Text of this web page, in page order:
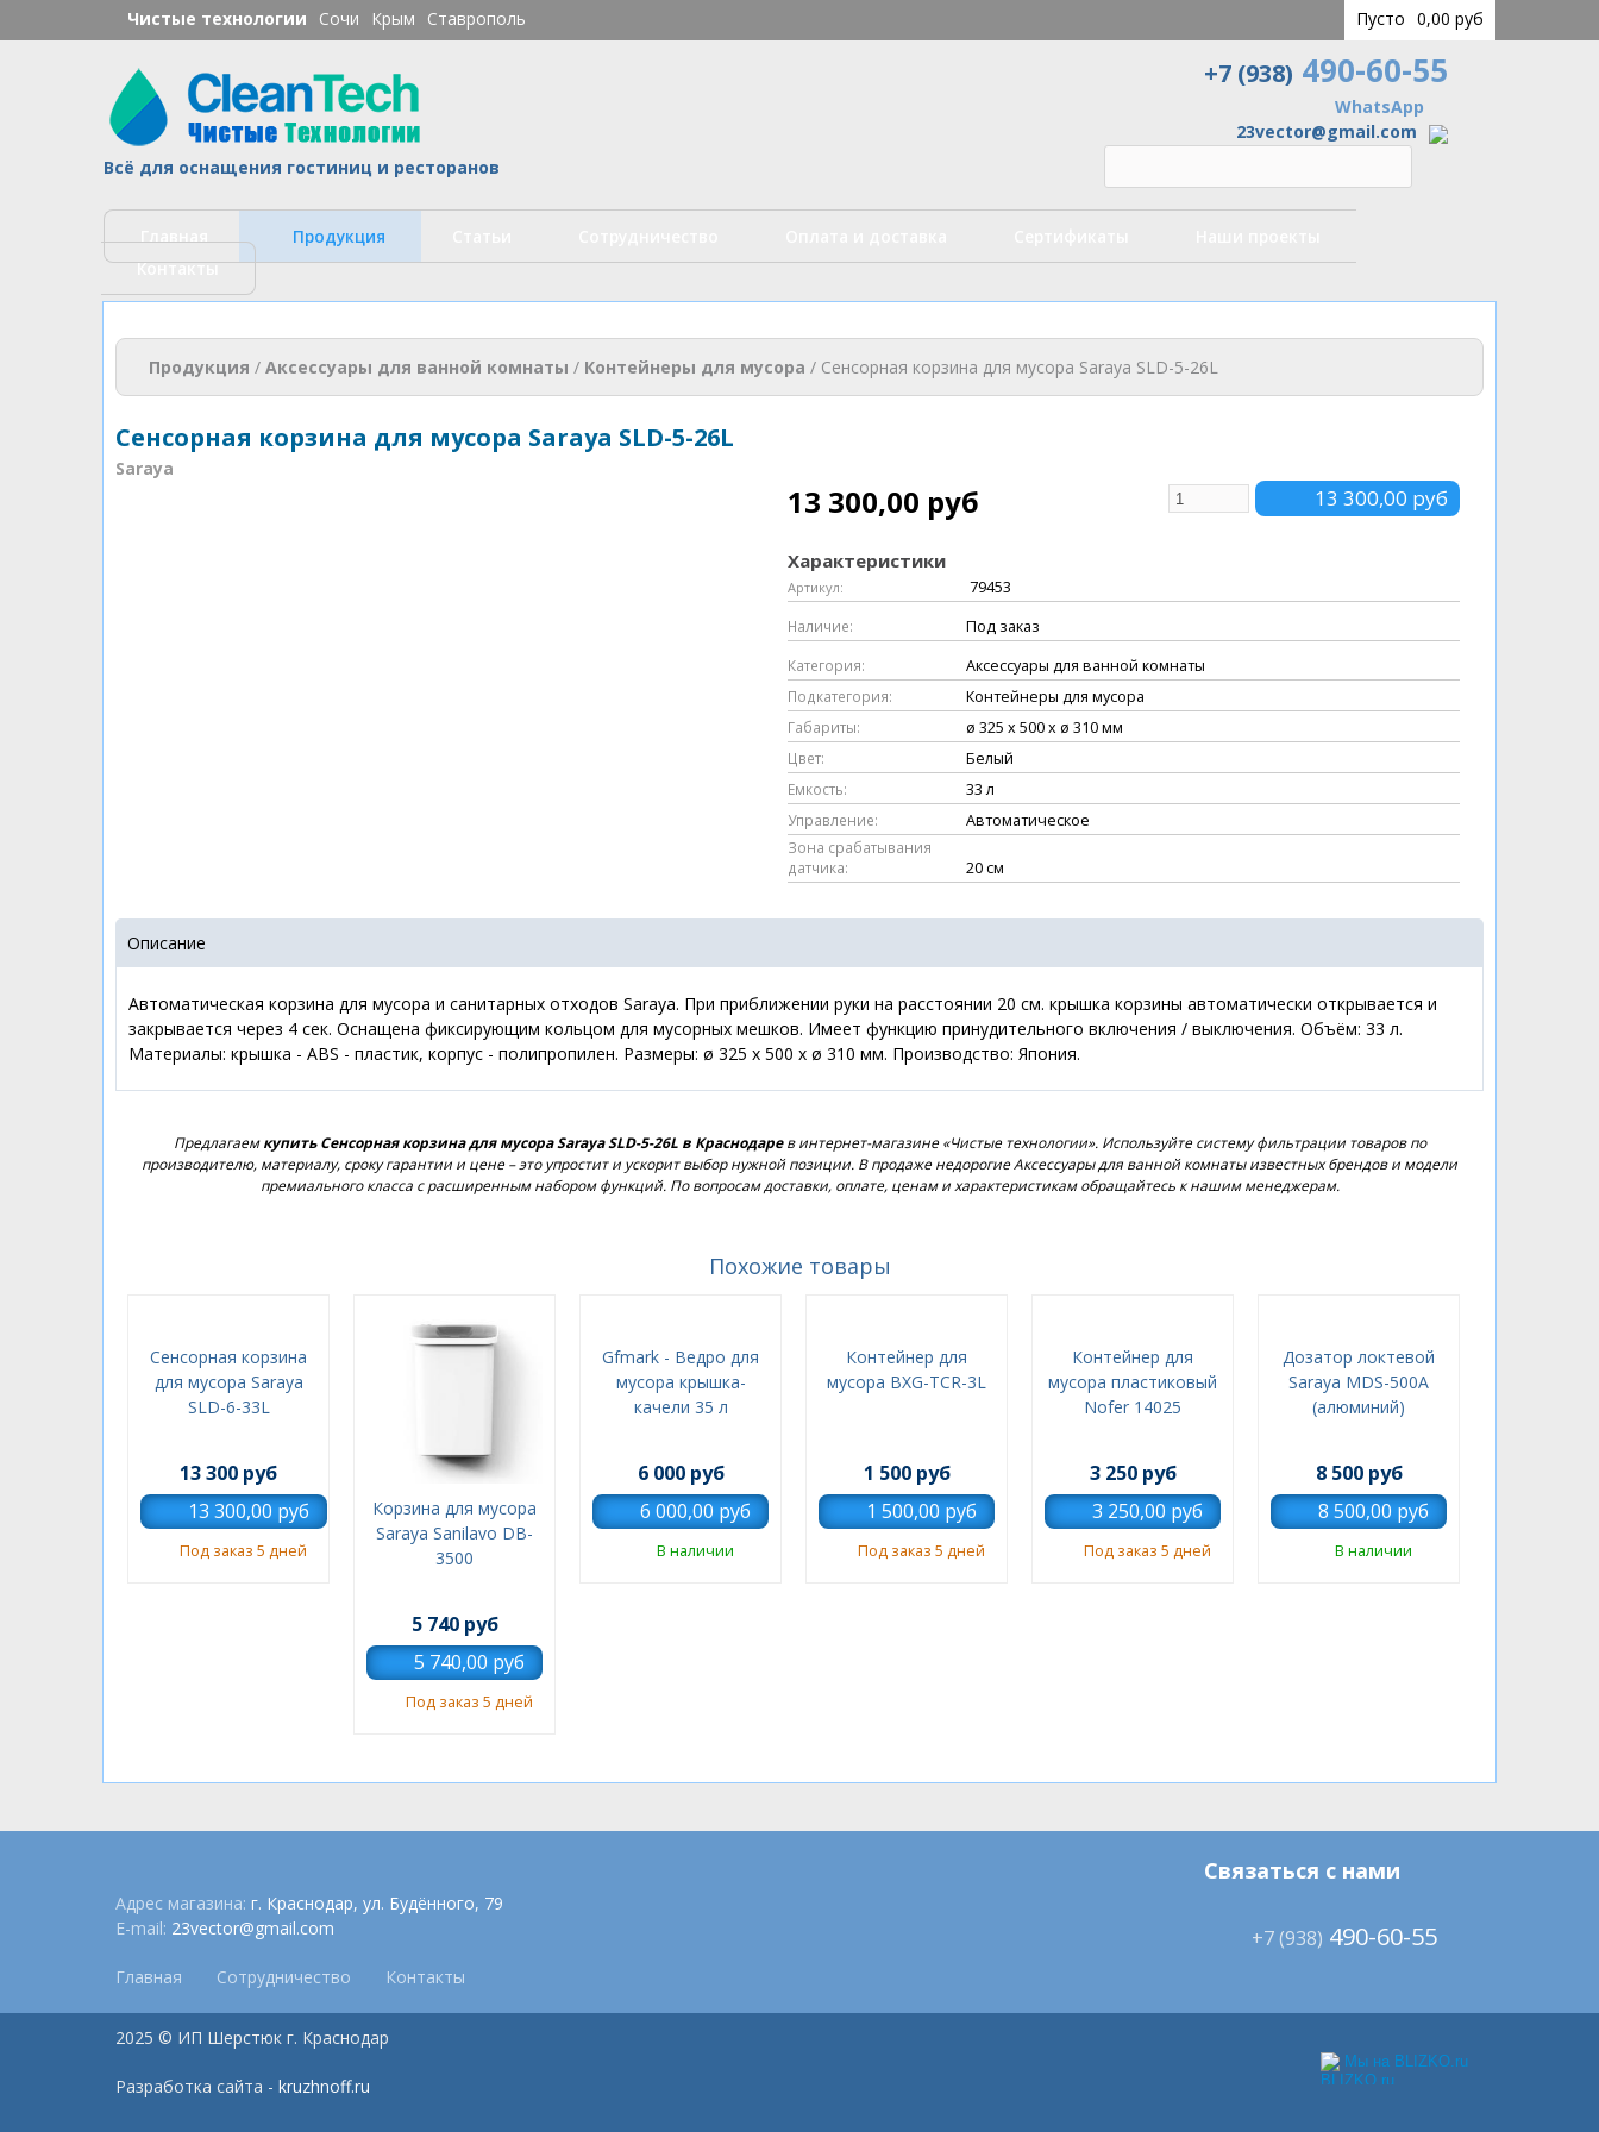
основному
Чистые технологии Сочи Крым Ставрополь Пусто 0,00 руб
Всё для оснащения гостиниц и ресторанов
+7 (938) 490-60-55
WhatsApp
23vector@gmail.com
Главная Продукция
Контакты
Вы здесь
Продукция / Аксессуары для ванной комнаты / Контейнеры для мусора / Сенсорная корзина для мусора Saraya SLD-5-26L
Сенсорная корзина для мусора Saraya SLD-5-26L
Saraya
13 300,00 руб
Характеристики
Артикул: 79453
Наличие: Под заказ
Категория: Аксессуары для ванной комнаты
Подкатегория: Контейнеры для мусора
Габариты: ø 325 х 500 х ø 310 мм
Цвет: Белый
Емкость: 33 л
Управление: Автоматическое
Зона срабатывания
датчика:
20 см
Описание
Автоматическая корзина для мусора и санитарных отходов Saraya. При приближении руки на расстоянии 20 см. крышка корзины автоматически открывается и
закрывается через 4 сек. Оснащена фиксирующим кольцом для мусорных мешков. Имеет функцию принудительного включения / выключения. Объём: 33 л.
Материалы: крышка - ABS - пластик, корпус - полипропилен. Размеры: ø 325 х 500 х ø 310 мм. Производство: Япония.
Предлагаемкупить Сенсорная корзина для мусора Saraya SLD-5-26L в Краснодарев интернет-магазине «Чистые технологии». Используйте систему фильтрации товаров по
производителю, материалу, сроку гарантии и цене – это упростит и ускорит выбор нужной позиции. В продаже недорогие Аксессуары для ванной комнаты известных брендов и модели
премиального класса с расширенным набором функций. По вопросам доставки, оплате, ценам и характеристикам обращайтесь к нашим менеджерам.
Похожие товары
Сенсорная корзина
для мусора Saraya
SLD-6-33L
13 300 руб
Под заказ 5 дней
Корзина для мусора
Saraya Sanilavo DB-
3500
5 740 руб
Под заказ 5 дней
Gfmark - Ведро для
мусора крышка-
качели 35 л
6 000 руб
В наличии
Контейнер для
мусора BXG-TCR-3L
1 500 руб
Под заказ 5 дней
Контейнер для
мусора пластиковый
Nofer 14025
3 250 руб
Под заказ 5 дней
Дозатор локтевой
Saraya MDS-500A
(алюминий)
8 500 руб
В наличии
Адрес магазина: г. Краснодар, ул. Будённого, 79
E-mail: 23vector@gmail.com
Главная Сотрудничество Контакты
Связаться с нами
+7 (938) 490-60-55
2025 © ИП Шерстюк г. Краснодар
Разработка сайта - kruzhnoff.ru
Мы на BLIZKO.ru